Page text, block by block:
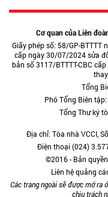
Cơ quan của Liên
Giấy phép số: 58/GP-BTTTT
cấp ngày 30/07/2024 sửa
bản số 3117/BTTTT-CBC
Tổng
Phó Tổng Biên tập:
Tổng Thư ký
Địa chỉ: Tòa nhà VCCI,
Điện thoại (024)
©2016 - Bản
Liên hệ quảng
Các trang ngoài sẽ được mở ra
chịu trách